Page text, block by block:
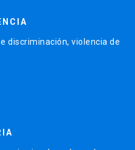
discriminación, violencia de